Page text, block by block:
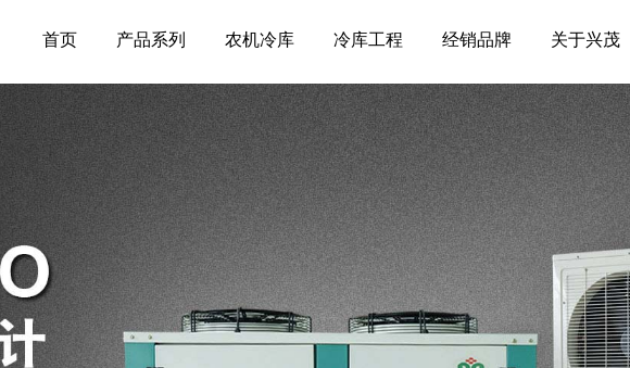
首页 产品系列 农机冷库 冷库工程 经销品牌 关于兴茂